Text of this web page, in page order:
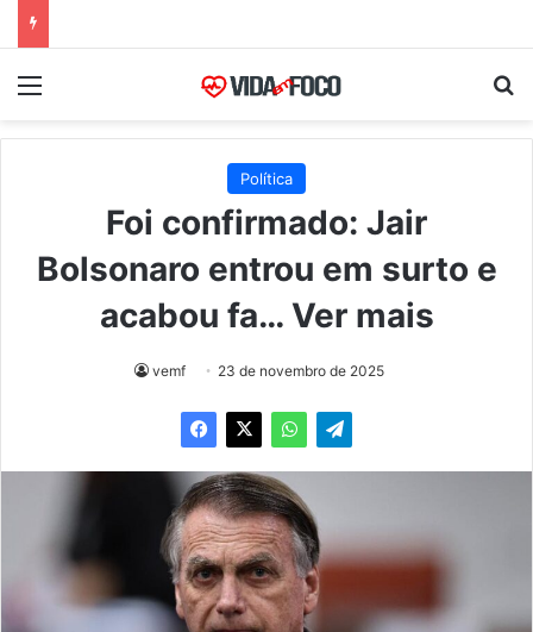
Menu
Política
Foi confirmado: Jair
Bolsonaro entrou em surto e
acabou fa… Ver mais
vemf 23 de novembro de 2025